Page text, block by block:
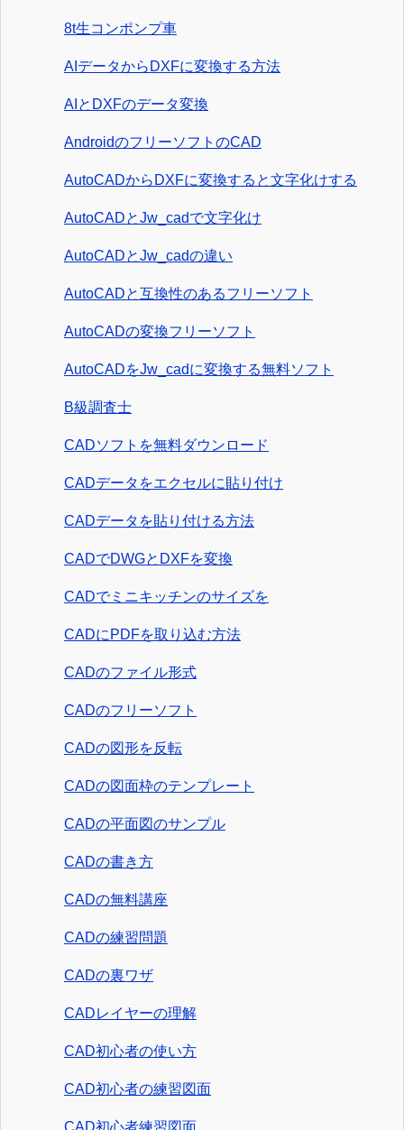
8t生コンポンプ車
AIデータからDXFに変換する方法
AIとDXFのデータ変換
AndroidのフリーソフトのCAD
AutoCADからDXFに変換すると文字化けする
AutoCADとJw_cadで文字化け
AutoCADとJw_cadの違い
AutoCADと互換性のあるフリーソフト
AutoCADの変換フリーソフト
AutoCADをJw_cadに変換する無料ソフト
B級調査士
CADソフトを無料ダウンロード
CADデータをエクセルに貼り付け
CADデータを貼り付ける方法
CADでDWGとDXFを変換
CADでミニキッチンのサイズを
CADにPDFを取り込む方法
CADのファイル形式
CADのフリーソフト
CADの図形を反転
CADの図面枠のテンプレート
CADの平面図のサンプル
CADの書き方
CADの無料講座
CADの練習問題
CADの裏ワザ
CADレイヤーの理解
CAD初心者の使い方
CAD初心者の練習図面